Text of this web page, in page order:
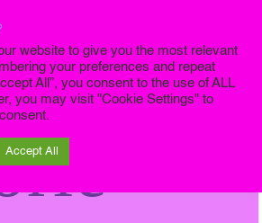
website to give you the most relevant
your preferences and repeat
All”, you consent to the use of ALL
you may visit "Cookie Settings" to
Accept All